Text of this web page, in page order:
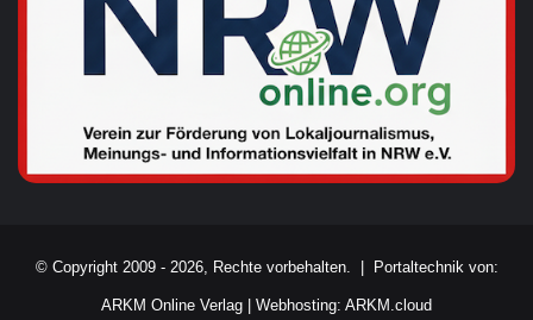
© Copyright 2009 - 2026, Rechte vorbehalten. | Portaltechnik von:
ARKM Online Verlag Webhosting: ARKM.cloud